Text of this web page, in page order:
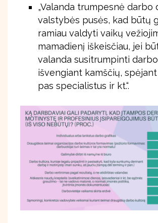
„Valanda trumpesnė darbo
valstybės pusės, kad būtų
ramiau valdyti vaikų
mamadienį iškeisčiau, jei
valanda susitrumpinti
išvengiant kamščių,
pas specialistus ir kt.“.